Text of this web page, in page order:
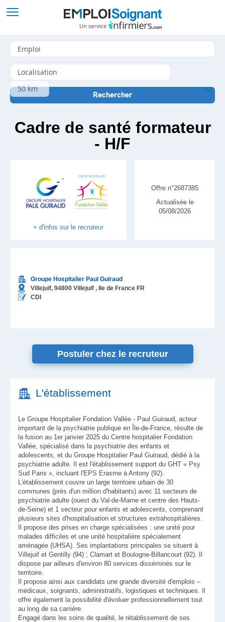
Cadre de santé formateur
- H/F
+ d'infos sur le recruteur
Groupe Hospitalier Paul Guiraud
Villejuif, 94800 Villejuif , Ile de France FR
CDI
Offre n°2687385
Actualisée le
05/08/2026
Postuler chez le recruteur
L'établissement
Le Groupe Hospitalier Fondation Vallée - Paul Guiraud, acteur
important de la psychiatrie publique en Île-de-France, résulte de
la fusion au 1er janvier 2025 du Centre hospitalier Fondation
Vallée, spécialisé dans la psychiatrie des enfants et
adolescents, et du Groupe Hospitalier Paul Guiraud, dédié à la
psychiatrie adulte. Il est l'établissement support du GHT « Psy
Sud Paris », incluant l'EPS Erasme à Antony (92).
L'établissement couvre un large territoire urbain de 30
communes (près d'un million d'habitants) avec 11 secteurs de
psychiatrie adulte (ouest du Val-de-Marne et centre des Hauts-
de-Seine) et 1 secteur pour enfants et adolescents, comprenant
plusieurs sites d'hospitalisation et structures extrahospitalières.
Il propose des prises en charge spécialisées : une unité pour
malades difficiles et une unité hospitalière spécialement
aménagée (UHSA). Ses implantations principales se situent à
Villejuif et Gentilly (94) ; Clamart et Boulogne-Billancourt (92). Il
dispose par ailleurs d'environ 80 services disséminés sur le
territoire.
Il propose ainsi aux candidats une grande diversité d'emplois –
médicaux, soignants, administratifs, logistiques et techniques. Il
offre également la possibilité d'évoluer professionnellement tout
au long de sa carrière.
Engagé dans les soins de qualité, le rétablissement de ses